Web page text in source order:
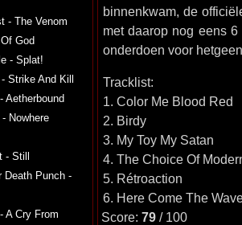
- The Venom
God
- Splat!
Strike And Kill
Aetherbound
Nowhere
- Still
Death Punch -
A Cry From
binnenkwam, de
met daarop nog eens
onderdoen voor
Tracklist:
1. Color Me Blood Red
2. Birdy
3. My Toy My Satan
4. The Choice Of
5. Rétroaction
6. Here Come The
Score: 79/ 100